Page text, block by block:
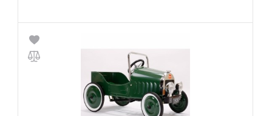
больше удовольствия, чем создание собственного...
Гарантия: